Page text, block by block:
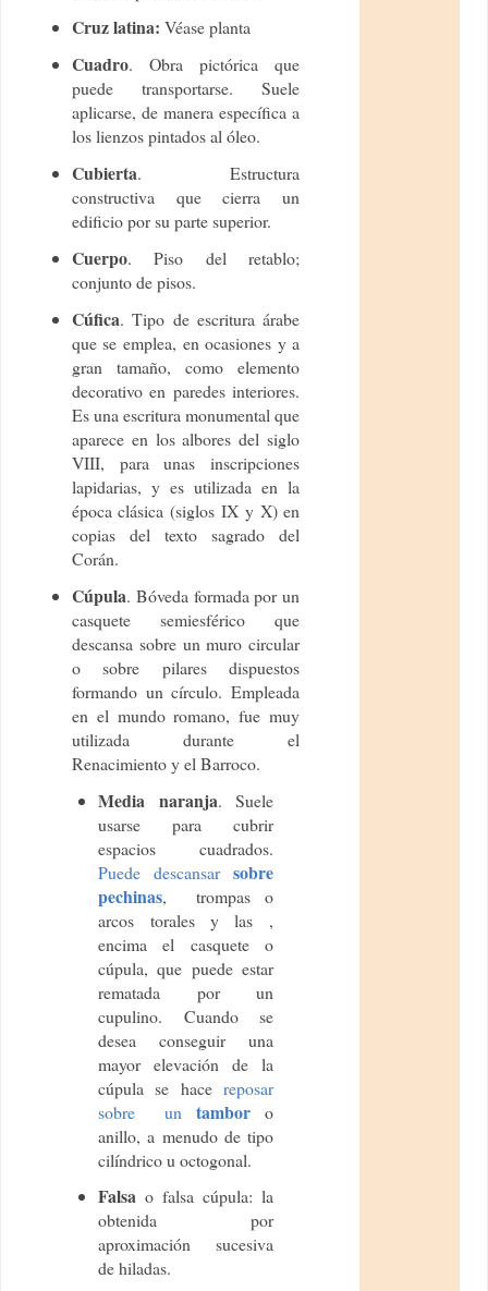
Cruz latina: Véase planta
Cuadro. Obra pictórica que
puede transportarse. Suele
aplicarse, de manera específica a
los lienzos pintados al óleo.
Cubierta. Estructura
constructiva que cierra un
edificio por su parte superior.
Cuerpo. Piso del retablo;
conjunto de pisos.
Cúfica. Tipo de escritura árabe
que se emplea, en ocasiones y a
gran tamaño, como elemento
decorativo en paredes interiores.
Es una escritura monumental que
aparece en los albores del siglo
VIII, para unas inscripciones
lapidarias, y es utilizada en la
época clásica (siglos IX y X) en
copias del texto sagrado del
Corán.
Cúpula. Bóveda formada por un
casquete semiesférico que
descansa sobre un muro circular
o sobre pilares dispuestos
formando un círculo. Empleada
en el mundo romano, fue muy
utilizada durante el
Renacimiento y el Barroco.
Media naranja. Suele
usarse para cubrir
espacios cuadrados.
Puede descansar sobre
pechinas, trompas o
arcos torales y las ,
encima el casquete o
cúpula, que puede estar
rematada por un
cupulino. Cuando se
desea conseguir una
mayor elevación de la
cúpula se hace reposar
sobre un tamboro
anillo, a menudo de tipo
cilíndrico u octogonal.
Falsao falsa cúpula: la
obtenida por
aproximación sucesiva
de hiladas.